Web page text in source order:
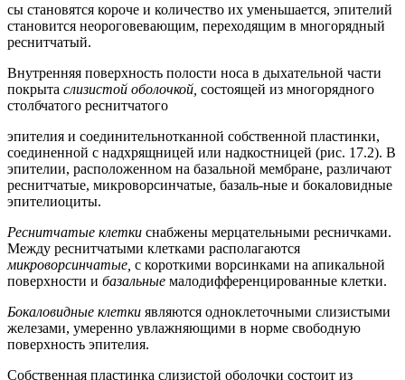
сы становятся короче и количество их уменьшается, эпителий
становится неороговевающим, переходящим в многорядный
реснитчатый.
Внутренняя поверхность полости носа в дыхательной части
покрыта слизистой оболочкой, состоящей из многорядного
столбчатого реснитчатого
эпителия и соединительнотканной собственной пластинки,
соединенной с надхрящницей или надкостницей (рис. 17.2). В
эпителии, расположенном на базальной мембране, различают
реснитчатые, микроворсинчатые, базаль-ные и бокаловидные
эпителиоциты.
Реснитчатые клетки снабжены мерцательными ресничками.
Между реснитчатыми клетками располагаются
микроворсинчатые, с короткими ворсинками на апикальной
поверхности и базальные малодифференцированные клетки.
Бокаловидные клетки являются одноклеточными слизистыми
железами, умеренно увлажняющими в норме свободную
поверхность эпителия.
Собственная пластинка слизистой оболочки состоит из